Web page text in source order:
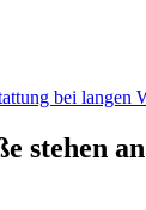
bei langen
stehen